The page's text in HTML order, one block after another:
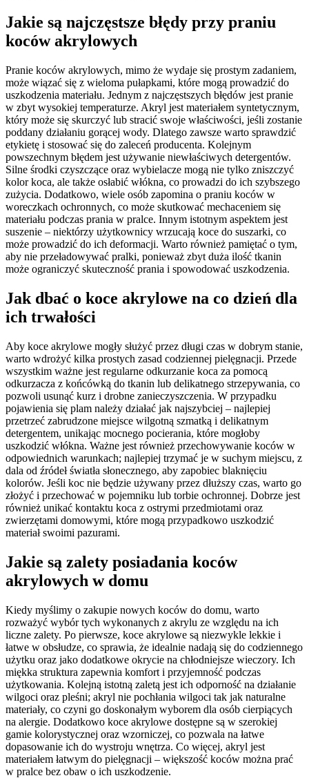
Jakie są najczęstsze błędy przy praniu
koców akrylowych
Pranie koców akrylowych, mimo że wydaje się prostym zadaniem,
może wiązać się z wieloma pułapkami, które mogą prowadzić do
uszkodzenia materiału. Jednym z najczęstszych błędów jest pranie
w zbyt wysokiej temperaturze. Akryl jest materiałem syntetycznym,
który może się skurczyć lub stracić swoje właściwości, jeśli zostanie
poddany działaniu gorącej wody. Dlatego zawsze warto sprawdzić
etykietę i stosować się do zaleceń producenta. Kolejnym
powszechnym błędem jest używanie niewłaściwych detergentów.
Silne środki czyszczące oraz wybielacze mogą nie tylko zniszczyć
kolor koca, ale także osłabić włókna, co prowadzi do ich szybszego
zużycia. Dodatkowo, wiele osób zapomina o praniu koców w
woreczkach ochronnych, co może skutkować mechaceniem się
materiału podczas prania w pralce. Innym istotnym aspektem jest
suszenie – niektórzy użytkownicy wrzucają koce do suszarki, co
może prowadzić do ich deformacji. Warto również pamiętać o tym,
aby nie przeładowywać pralki, ponieważ zbyt duża ilość tkanin
może ograniczyć skuteczność prania i spowodować uszkodzenia.
Jak dbać o koce akrylowe na co dzień dla
ich trwałości
Aby koce akrylowe mogły służyć przez długi czas w dobrym stanie,
warto wdrożyć kilka prostych zasad codziennej pielęgnacji. Przede
wszystkim ważne jest regularne odkurzanie koca za pomocą
odkurzacza z końcówką do tkanin lub delikatnego strzepywania, co
pozwoli usunąć kurz i drobne zanieczyszczenia. W przypadku
pojawienia się plam należy działać jak najszybciej – najlepiej
przetrzeć zabrudzone miejsce wilgotną szmatką i delikatnym
detergentem, unikając mocnego pocierania, które mogłoby
uszkodzić włókna. Ważne jest również przechowywanie koców w
odpowiednich warunkach; najlepiej trzymać je w suchym miejscu, z
dala od źródeł światła słonecznego, aby zapobiec blaknięciu
kolorów. Jeśli koc nie będzie używany przez dłuższy czas, warto go
złożyć i przechować w pojemniku lub torbie ochronnej. Dobrze jest
również unikać kontaktu koca z ostrymi przedmiotami oraz
zwierzętami domowymi, które mogą przypadkowo uszkodzić
materiał swoimi pazurami.
Jakie są zalety posiadania koców
akrylowych w domu
Kiedy myślimy o zakupie nowych koców do domu, warto
rozważyć wybór tych wykonanych z akrylu ze względu na ich
liczne zalety. Po pierwsze, koce akrylowe są niezwykle lekkie i
łatwe w obsłudze, co sprawia, że idealnie nadają się do codziennego
użytku oraz jako dodatkowe okrycie na chłodniejsze wieczory. Ich
miękka struktura zapewnia komfort i przyjemność podczas
użytkowania. Kolejną istotną zaletą jest ich odporność na działanie
wilgoci oraz pleśni; akryl nie pochłania wilgoci tak jak naturalne
materiały, co czyni go doskonałym wyborem dla osób cierpiących
na alergie. Dodatkowo koce akrylowe dostępne są w szerokiej
gamie kolorystycznej oraz wzorniczej, co pozwala na łatwe
dopasowanie ich do wystroju wnętrza. Co więcej, akryl jest
materiałem łatwym do pielęgnacji – większość koców można prać
w pralce bez obaw o ich uszkodzenie.